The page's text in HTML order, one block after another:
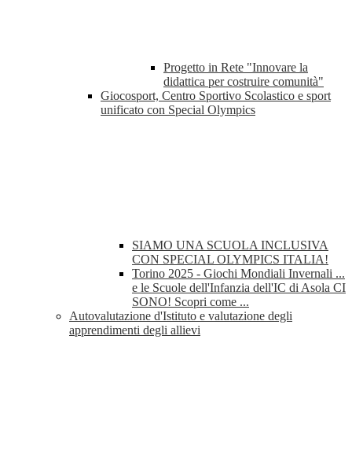
Progetto in Rete "Innovare la
didattica per costruire comunità"
Giocosport, Centro Sportivo Scolastico e sport
unificato con Special Olympics
SIAMO UNA SCUOLA INCLUSIVA
CON SPECIAL OLYMPICS ITALIA!
Torino 2025 - Giochi Mondiali Invernali ...
e le Scuole dell'Infanzia dell'IC di Asola CI
SONO! Scopri come ...
Autovalutazione d'Istituto e valutazione degli
apprendimenti degli allievi